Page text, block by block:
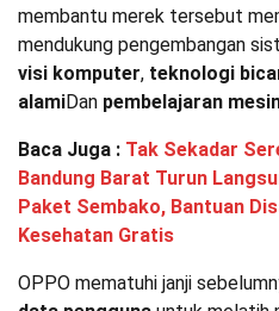
membantu merek tersebut
mendukung pengembangan
visi komputer, teknologi
alamiDan pembelajaran
Baca Juga : Tak Sekadar
Bandung Barat Turun
Paket Sembako, Bantuan
Kesehatan Gratis
OPPO mematuhi janji